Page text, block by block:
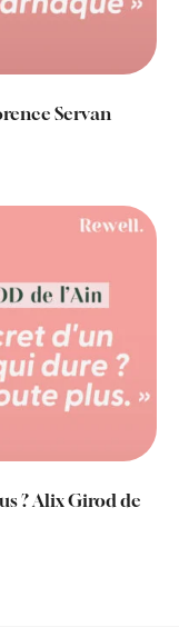
Servan
? Alix Girod de